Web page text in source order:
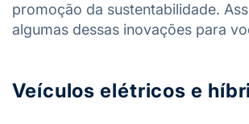
promoção da sustentabilidade.
algumas dessas inovações para
Veículos elétricos e